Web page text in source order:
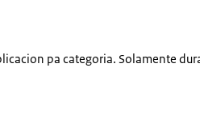
pa categoria. Solamente